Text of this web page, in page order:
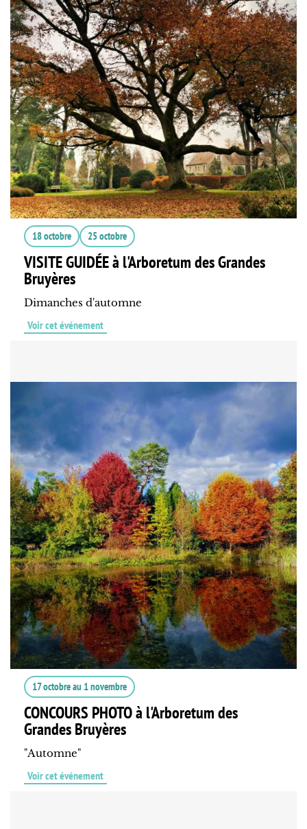
18 octobre 25 octobre
VISITE GUIDÉE à l'Arboretum des Grandes
Bruyères
Dimanches d'automne
Voir cet événement
17 octobreau 1 novembre
CONCOURS PHOTO à l'Arboretum des
Grandes Bruyères
"Automne"
Voir cet événement